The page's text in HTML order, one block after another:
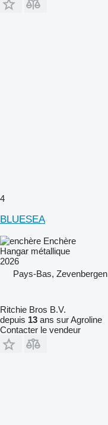
4
BLUESEA
Enchère
Hangar métallique
2026
Pays-Bas, Zevenbergen
Ritchie Bros B.V.
depuis 13 ans sur Agroline
Contacter le vendeur